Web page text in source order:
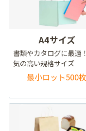
A4サイズ
書類やカタログに最適
気の高い規格サイズ
最小ロット500枚